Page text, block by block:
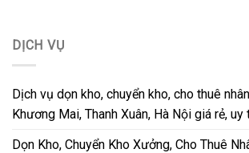
DỊCH VỤ
Dịch vụ dọn kho, chuyển kho, cho thuê
Khương Mai, Thanh Xuân, Hà Nội giá rẻ,
Dọn Kho, Chuyển Kho Xưởng, Cho Thuê